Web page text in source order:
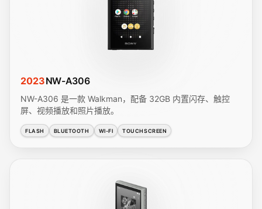
2023NW-A306
NW-A306 是一款 Walkman，配备 32GB 内置闪存、触控
屏、视频播放和照片播放。
FLASH BLUETOOTH WI-FI TOUCHSCREEN